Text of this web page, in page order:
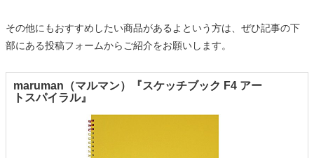
その他にもおすすめしたい商品があるよという方は、ぜひ記事の下
部にある投稿フォームからご紹介をお願いします。
maruman（マルマン）『スケッチブック F4 アー
トスパイラル』